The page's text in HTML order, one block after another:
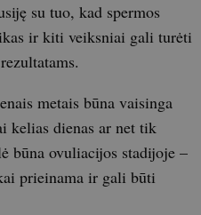
su tuo, kad spermos
ir kiti veiksniai gali turėti
metais būna vaisinga
kelias dienas ar net tik
būna ovuliacijos stadijoje –
prieinama ir gali būti